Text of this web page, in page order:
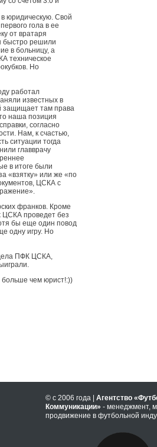
юридическую. Свой
гола в ее
от вратаря
быстро решили
в больницу, а
техническое
Но
работал
известных в
защищает там права
наша позиция
согласно
Нам, к счастью,
ситуации тогда
главврачу
в итоге были
«взятку» или же «по
ЦСКА с
франков. Кроме
ЦСКА проведет без
бы еще один повод
одну игру. Но
ПФК ЦСКА,
больше чем юрист!:))
© с 2006 года |Агентство
Коммуникации» - менеджмент,
продвижение в футбольной